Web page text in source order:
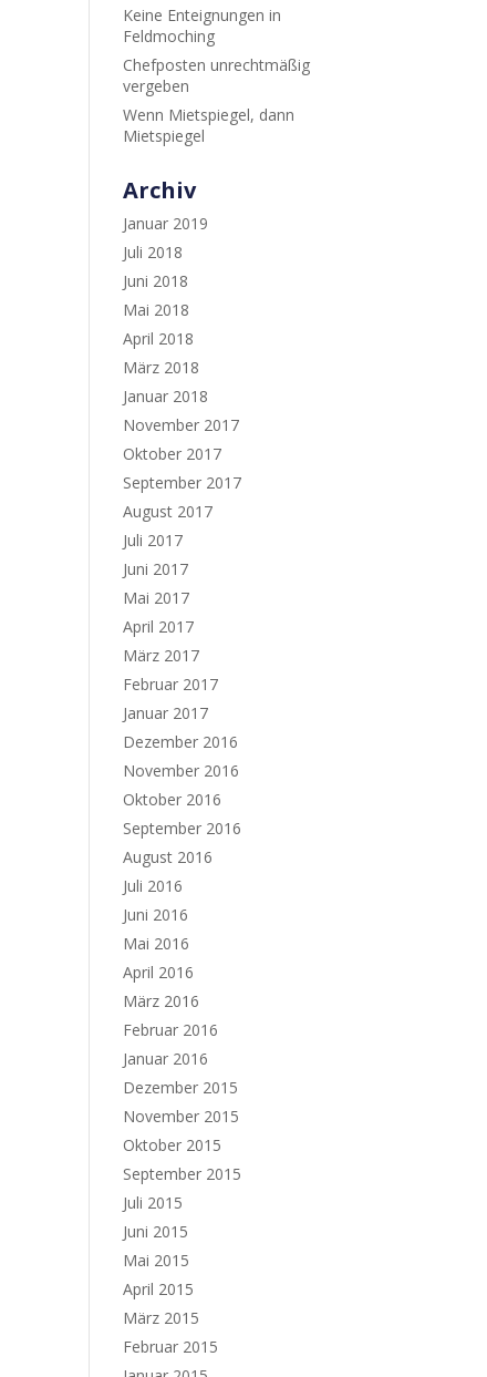
Keine Enteignungen in
Feldmoching
Chefposten unrechtmäßig
vergeben
Wenn Mietspiegel, dann
Mietspiegel
Archiv
Januar 2019
Juli 2018
Juni 2018
Mai 2018
April 2018
März 2018
Januar 2018
November 2017
Oktober 2017
September 2017
August 2017
Juli 2017
Juni 2017
Mai 2017
April 2017
März 2017
Februar 2017
Januar 2017
Dezember 2016
November 2016
Oktober 2016
September 2016
August 2016
Juli 2016
Juni 2016
Mai 2016
April 2016
März 2016
Februar 2016
Januar 2016
Dezember 2015
November 2015
Oktober 2015
September 2015
Juli 2015
Juni 2015
Mai 2015
April 2015
März 2015
Februar 2015